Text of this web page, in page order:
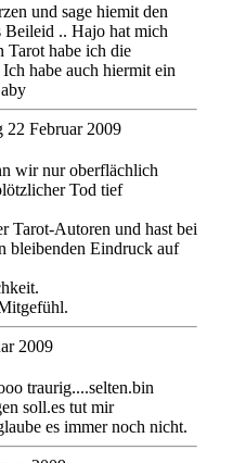
und sage hiemit den
Beileid .. Hajo hat mich
Tarot habe ich die
habe auch hiermit ein
22 Februar 2009
wir nur oberflächlich
Tod tief
Tarot-Autoren und hast bei
bleibenden Eindruck auf
2009
traurig....selten.bin
soll.es tut mir
es immer noch nicht.